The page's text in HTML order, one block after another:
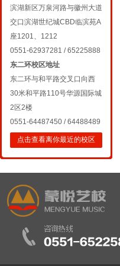
滨湖新区万泉河路与徽州大道
交口滨湖世纪城CBD临滨苑A
座1201、1212
0551-62937281 / 65225888
东二环校区地址
东二环与和平路交叉口向西
30米和平路110号华源国际城
2区2楼
0551-64487450 / 64488489
点击查看离你最近的校区